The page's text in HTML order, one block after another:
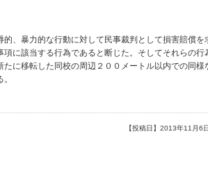
、暴力的な行動に対して民事裁判として損害賠償
に該当する行為であると断じた。そしてそれらの行
に移転した同校の周辺２００メートル以内での同様
【投稿日】2013年11月6